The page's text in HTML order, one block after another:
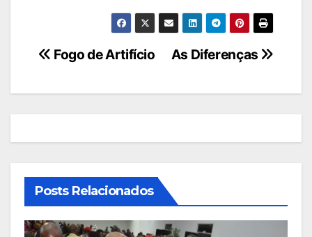
Navegação
As Diferenças
Fogo de Artifício
Posts Relacionados